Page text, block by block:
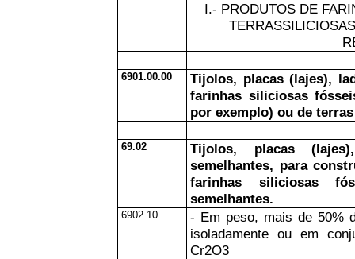
I.- PRODUTOS DE
6901.00.00
Tijolos, placas (lajes),
farinhas siliciosas
por exemplo) ou de
69.02
Tijolos, placas
semelhantes, para
farinhas siliciosas
semelhantes.
6902.10
- Em peso, mais de 50%
isoladamente ou em
Cr2O3